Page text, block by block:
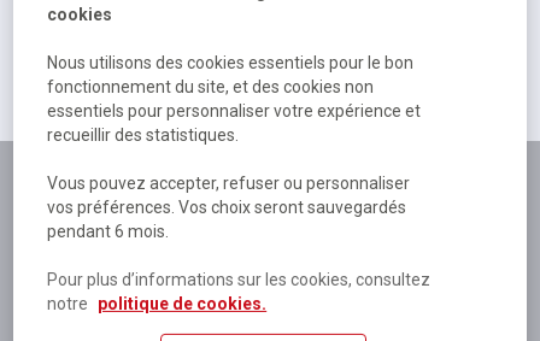
Retour Retour à l'accueil
Plus de 180 personnes
à votre écoute
Plus de 80 000 références
disponibles
Expédition le jour même
si validation avant 12h
cookies
Nous utilisons des cookies essentiels pour le bon
fonctionnement du site, et des cookies non
essentiels pour personnaliser votre expérience et
recueillir des statistiques.
Vous pouvez accepter, refuser ou personnaliser
vos préférences. Vos choix seront sauvegardés
pendant 6 mois.
Pour plus d’informations sur les cookies, consultez
notre
politique de cookies.